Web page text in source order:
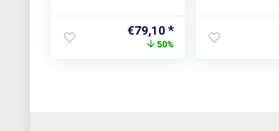
us,1 Stück
Vogelfutterspend
Ursprünglicher
Preis
€79,10 Aktueller
Preis
50%